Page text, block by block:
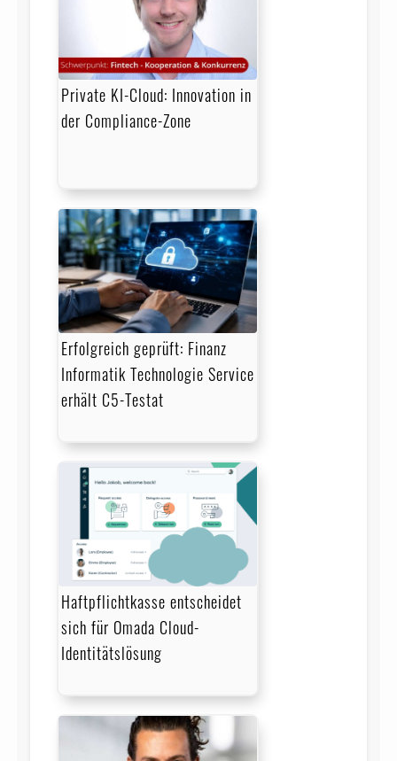
Private KI-Cloud: Innovation in
der Compliance-Zone
Erfolgreich geprüft: Finanz
Informatik Technologie Service
erhält C5-Testat
Haftpflichtkasse entscheidet
sich für Omada Cloud-
Identitätslösung